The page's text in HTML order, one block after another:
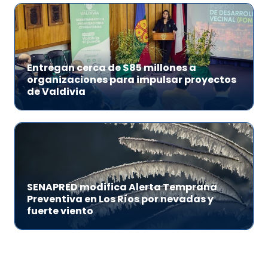
Entregan cerca de $85 millones a
organizaciones para impulsar proyectos
de Valdivia
SENAPRED modifica Alerta Temprana
Preventiva en Los Ríos por nevadas y
fuerte viento